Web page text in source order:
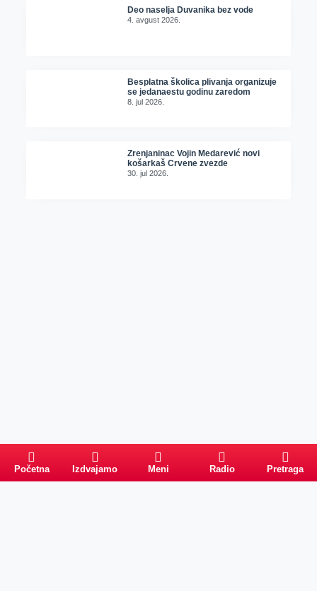
Deo naselja Duvanika bez vode
4. avgust 2026.
Besplatna školica plivanja organizuje
se jedanaestu godinu zaredom
8. jul 2026.
Zrenjaninac Vojin Medarević novi
košarkaš Crvene zvezde
30. jul 2026.
Početna Izdvajamo Meni Radio Pretraga